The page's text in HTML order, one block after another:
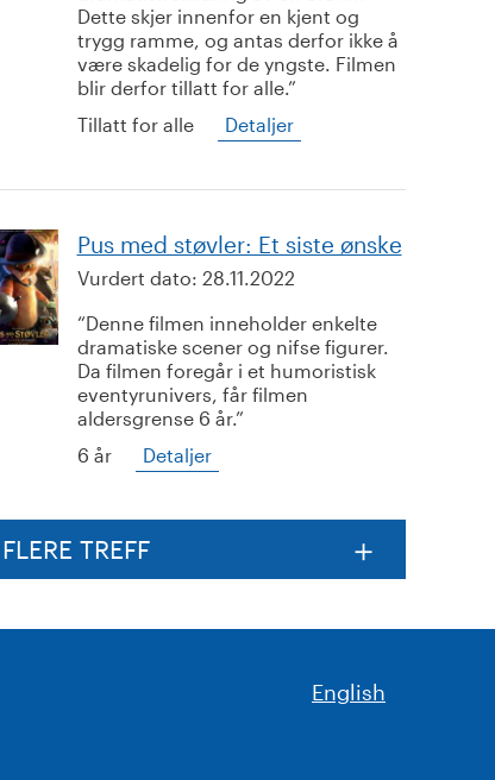
Dette skjer innenfor en kjent og
trygg ramme, og antas derfor ikke å
være skadelig for de yngste. Filmen
blir derfor tillatt for alle.
Tillatt for alle
Detaljer
Pus med støvler: Et siste ønske
Vurdert dato: 28.11.2022
Denne filmen inneholder enkelte
dramatiske scener og nifse figurer.
Da filmen foregår i et humoristisk
eventyrunivers, får filmen
aldersgrense 6 år.
6 år
Detaljer
FLERE TREFF
English